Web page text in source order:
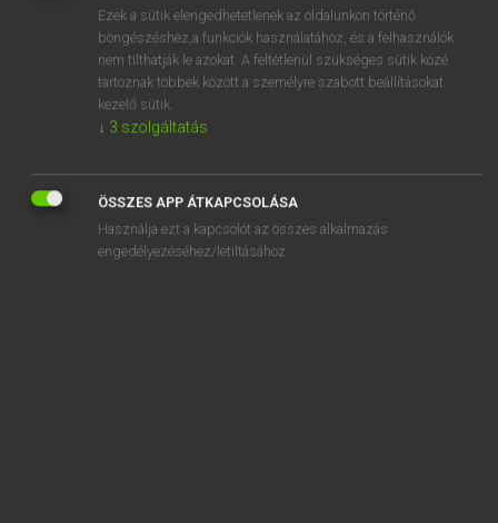
EURÓPAI UNIÓS TERMINOLÓGIAI SZÓTÁR
Kapcsolódó anyagok
segmented market
segmentierter Markt
Ezek a sütik elengedhetetlenek az oldalunkon történő
böngészéshez,a funkciók használatához, és a felhasználók
nem tilthatják le azokat. A feltétlenül szükséges sütik közé
tartoznak többek között a személyre szabott beállításokat
kezelő sütik.
↓ 3 szolgáltatás
ÖSSZES APP ÁTKAPCSOLÁSA
Használja ezt a kapcsolót az összes alkalmazás
engedélyezéséhez/letiltásához.